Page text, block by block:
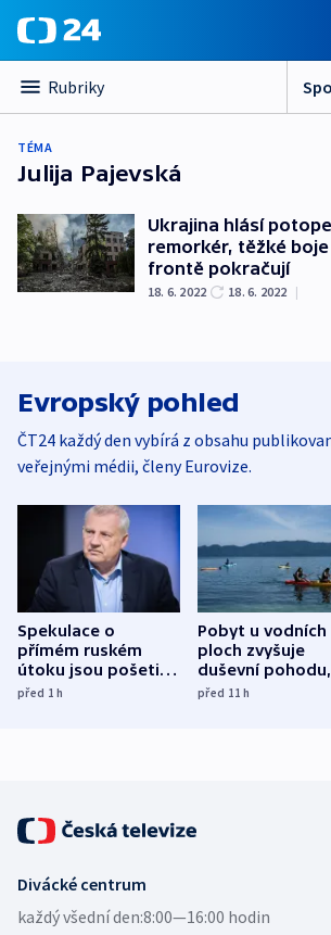
Rubriky
TÉMA
Julija Pajevská
Ukrajina hlásí
remorkér, těžké
frontě pokračují
18. 6. 2022 18. 6. 2022 |
Evropský pohled
ČT24 každý den vybírá z obsahu
veřejnými médii, členy Eurovize.
Spekulace o
přímém ruském
útoku jsou pošetilé,
míní estonský
před 1h
Pobyt u vodních
ploch zvyšuje
duševní pohodu,
ukázala
před 11h
Divácké centrum
každý všední den:8:00—16:00 hodin